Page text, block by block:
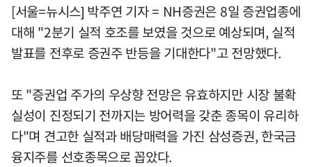
[서울=뉴시스] 박주연 기자 = NH증권은 8일 증권업종에
대해 "2분기 실적 호조를 보였을 것으로 예상되며, 실적
발표를 전후로 증권주 반등을 기대한다"고 전망했다.
또 "증권업 주가의 우상향 전망은 유효하지만 시장 불확
실성이 진정되기 전까지는 방어력을 갖춘 종목이 유리하
다"며 견고한 실적과 배당매력을 가진 삼성증권, 한국금
융지주를 선호종목으로 꼽았다.